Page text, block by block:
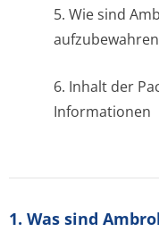
5. Wie sind
6. Inhalt der
Informationen
1. Was sind